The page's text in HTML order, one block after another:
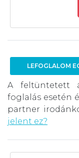
LEFOGLALOM
A feltüntetett
foglalás esetén
partner
jelent ez?